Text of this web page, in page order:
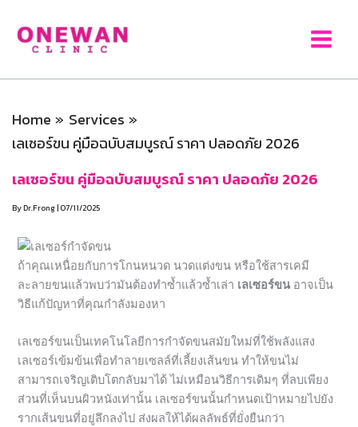
content
Home
Services
เลเซอร์ขน คู่มือฉบับสมบูรณ์ ราคา ปลอดภัย 2026
เลเซอร์ขน คู่มือฉบับสมบูรณ์ ราคา ปลอดภัย 2026
ByDr.Frong|07/11/2025
ถ้าคุณเหนื่อยกับการโกนหนวด นวดแต่งขน หรือใช้สารเคมี
ละลายขนแล้วพบว่ามันต้องทำซ้ำแล้วซ้ำเล่า เลเซอร์ขน อาจเป็น
วิธีแก้ปัญหาที่คุณกำลังมองหา
เลเซอร์ขนเป็นเทคโนโลยีการกำจัดขนสมัยใหม่ที่ใช้พลังแสง
เลเซอร์เข้มข้นเพื่อทำลายเซลล์ที่เลี้ยงเส้นขน ทำให้ขนไม่
สามารถเจริญเติบโตกลับมาได้ ไม่เหมือนวิธีการเดิมๆ ที่ลบเพียง
ส่วนที่เห็นบนผิวหนังเท่านั้น เลเซอร์ขนนั้นกำหนดเป้าหมายไปยัง
รากเส้นขนที่อยู่ลึกลงไป ส่งผลให้ได้ผลลัพธ์ที่ยั่งยืนกว่า